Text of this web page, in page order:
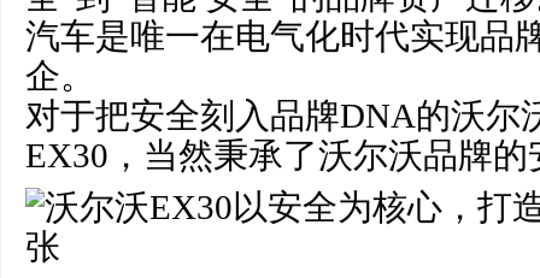
汽车是唯一在电气化时代实现品
企。
对于把安全刻入品牌DNA的沃尔
EX30，当然秉承了沃尔沃品牌的